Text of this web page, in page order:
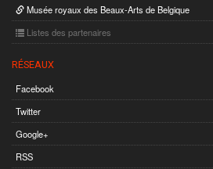
Musée royaux des Beaux-Arts de Belgique
Listes des partenaires
RÉSEAUX
Facebook
Twitter
Google+
RSS